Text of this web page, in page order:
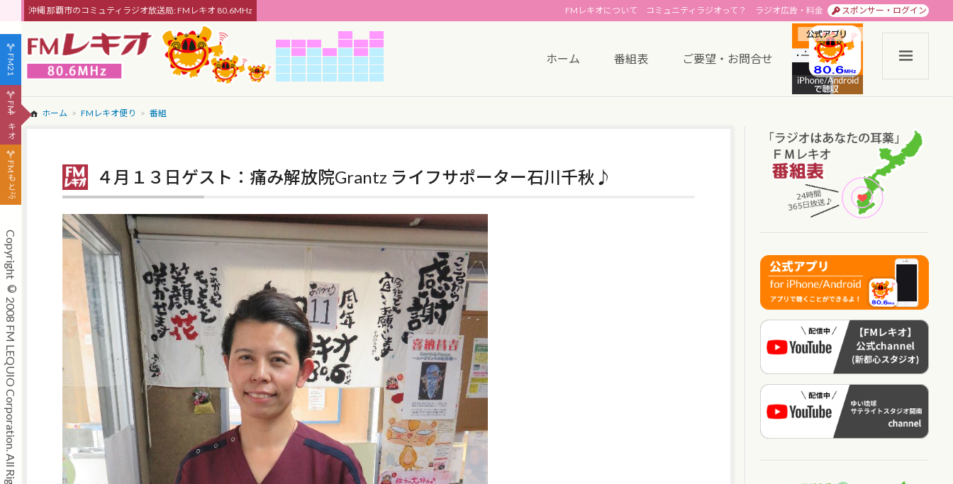
沖縄 那覇市のコミュティラジオ放送局: FMレキオ 80.6MHz スポンサー・ログイン
ラジオ広告・料金
コミュニティラジオって？
FMレキオについて
ホーム 番組表 ご要望・お問合せ
ホーム FMレキオ便り 番組
４月１３日ゲスト：痛み解放院Grantz ライフサポーター石川千秋♪
FM21
FMレキオ
FMもとぶ
Copyright © 2008 FM LEQUIO Corporation. All Rights Reserved.